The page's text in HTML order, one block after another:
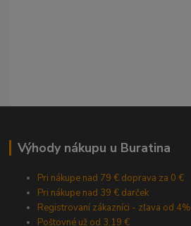
Výhody nákupu u Buratina
Pri nákupe nad 79 € doprava za 0 €
Pri nákupe nad 39 € darček
Registrovaní zákazníci - zľava od 4%
Poštovné už od 3,19 €